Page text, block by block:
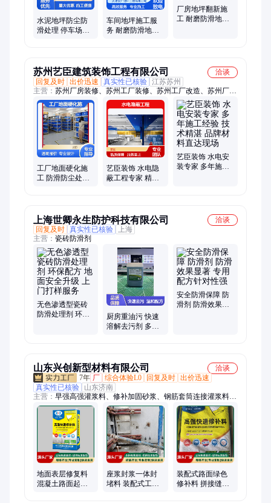
水泥地坪防尘防
滑处理 停车场地
车间地坪施工服
务 耐磨防滑地面
厂房地坪翻新施
工 耐磨防滑地面
苏州艺臣建筑装饰工程有限公司
洽谈
回复及时 出价迅速 真实性已核验 江苏苏州
主营： 苏州厂房装修、苏州工厂装修、苏州工厂改造、苏州厂房
改造、苏州厂房装修设计、苏州机电安装、苏州设备安装、苏州
水电安装、苏州净化工程、苏州地坪工程、苏州车间设计、苏州
车间装修、苏州机电施工、艺臣工厂装修、苏州办公装修设计、
苏州管道安装、苏州电缆安装、苏州电缆桥架、苏州桥架施工、
苏州电缆施工、苏州工厂照明、苏州办公装修、苏州办公设计
工厂地面硬化施
工 防滑防尘处理
艺臣装饰 水电隐
蔽工程专家 精准
艺臣装饰 水电安
装专家 多年施工
上海世卿永生防护科技有限公司
洽谈
回复及时 真实性已核验
上海
主营： 瓷砖防滑剂
无色渗透型瓷砖
防滑处理剂 环保
厨房重油污 快速
溶解去污剂 多表
安全防滑保障 防
滑剂 防滑效果显
山东兴创新型材料有限公司
洽谈
7年 厂 综合体验L0 回复及时 出价迅速
真实性已核验
山东济南
主营： 早强高强灌浆料、修补加固砂浆、钢筋套筒连接灌浆料、
湿法喷射砂浆、支座砂浆支座灌浆料、高效防水剂、通用灌浆
料、通用早强高强灌浆料、高强快速修补料、高强修补料、装配
式座浆封浆封堵料、低温装配式灌浆料、高延性混凝土I型、高
延性混凝土II型、高延性混凝土III型、高强度孔道压浆料、公路
桥梁座浆料、隧道孔道灌浆料、管道填充座浆料、轨道交通座浆
料、预制桥梁压浆料、改性高强聚合物砂浆、聚合物修补加固砂
浆、高强度装配式座浆料
地面表层修复料
混凝土路面起皮
座浆封浆一体封
堵料 装配式工程
装配式路面绿色
修补料 拼接缝隙